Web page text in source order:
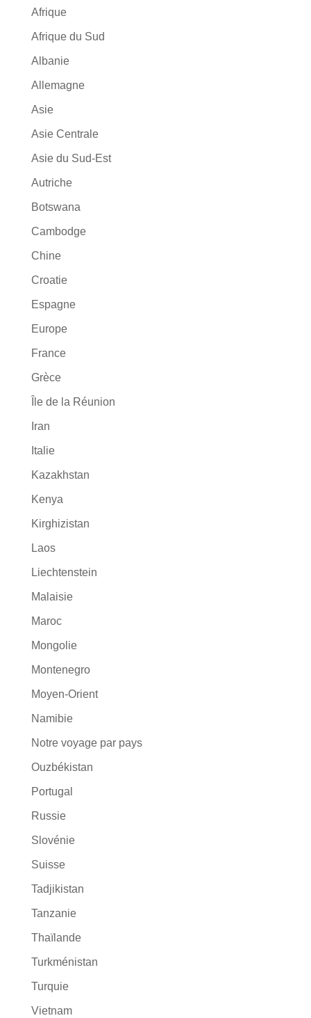
Afrique
Afrique du Sud
Albanie
Allemagne
Asie
Asie Centrale
Asie du Sud-Est
Autriche
Botswana
Cambodge
Chine
Croatie
Espagne
Europe
France
Grèce
Île de la Réunion
Iran
Italie
Kazakhstan
Kenya
Kirghizistan
Laos
Liechtenstein
Malaisie
Maroc
Mongolie
Montenegro
Moyen-Orient
Namibie
Notre voyage par pays
Ouzbékistan
Portugal
Russie
Slovénie
Suisse
Tadjikistan
Tanzanie
Thaïlande
Turkménistan
Turquie
Vietnam